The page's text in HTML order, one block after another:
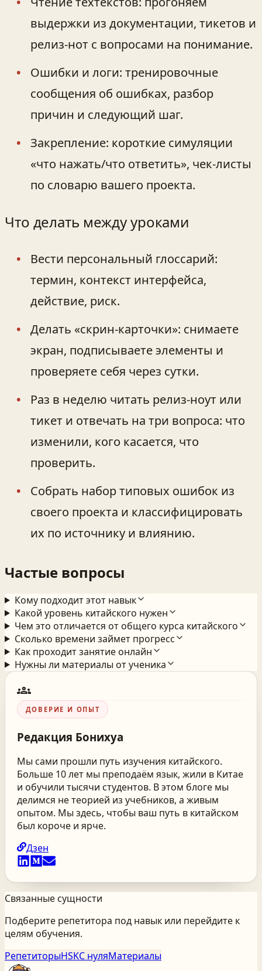
выдержки из документации, тикетов и
релиз‑нот с вопросами на понимание.
Ошибки и логи: тренировочные
сообщения об ошибках, разбор
причин и следующий шаг.
Закрепление: короткие симуляции
«что нажать/что ответить», чек‑листы
по словарю вашего проекта.
Что делать между уроками
Вести персональный глоссарий:
термин, контекст интерфейса,
действие, риск.
Делать «скрин‑карточки»: снимаете
экран, подписываете элементы и
проверяете себя через сутки.
Раз в неделю читать релиз‑ноут или
тикет и отвечать на три вопроса: что
изменили, кого касается, что
проверить.
Собрать набор типовых ошибок из
своего проекта и классифицировать
их по источнику и влиянию.
Частые вопросы
Кому подходит этот навык
Какой уровень китайского нужен
Чем это отличается от общего курса китайского
Сколько времени займет прогресс
Как проходит занятие онлайн
Нужны ли материалы от ученика
groups
ДОВЕРИЕ И ОПЫТ
Редакция Бонихуа
Мы сами прошли путь изучения китайского.
Больше 10 лет мы преподаём язык, жили в Китае
и обучили тысячи студентов. В этом блоге мы
делимся не теорией из учебников, а живым
опытом. Мы здесь, чтобы ваш путь в китайском
был короче и ярче.
Дзен
Связанные сущности
Подберите репетитора под навык или перейдите к
целям обучения.
РепетиторыHSKС нуляМатериалы